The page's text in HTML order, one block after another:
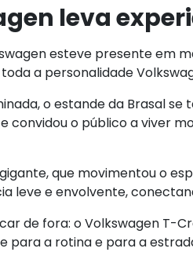
leva
esteve presente em
a personalidade
o estande da Brasal
convidou o público a viver
que movimentou o
leve e envolvente,
de fora: o Volkswagen T-
para a rotina e para a